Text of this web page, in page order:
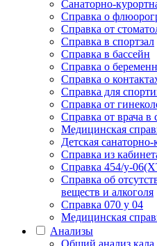
Санаторно-
Справка о
Справка от
Справка в спортзал
Справка в бассейн
Справка о
Справка о
Справка для
Справка от
Справка от врача
Медицинская
Детская
Справка из
Справка 454/у-
Справка об
веществ и алкоголя
Справка 070 у 04
Медицинская
Анализы
Общий анализ кала